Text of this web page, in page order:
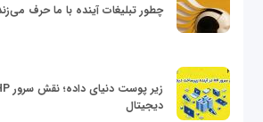
چطور تبلیغات آینده با ما حرف
دیجیتال